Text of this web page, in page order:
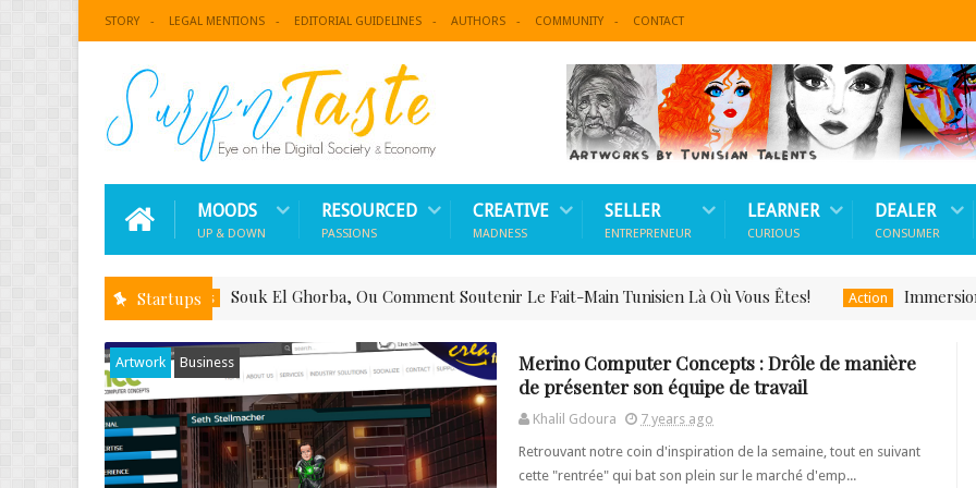
STORY LEGAL MENTIONS EDITORIAL GUIDELINES AUTHORS COMMUNITY CONTACT
MOODS
UP & DOWN
RESOURCED
PASSIONS
CREATIVE
MADNESS
SELLER
ENTREPRENEUR
LEARNER
CURIOUS
DEALER
CONSUMER
Startups
Business Souk El Ghorba, Ou Comment Soutenir Le Fait-Main Tunisien Là Où Vous Êtes! Action Immersion Dans
Artwork Business
Merino Computer Concepts : Drôle de manière
de présenter son équipe de travail
Khalil Gdoura
7 years ago
Retrouvant notre coin d'inspiration de la semaine, tout en suivant
cette "rentrée" qui bat son plein sur le marché d'emp...